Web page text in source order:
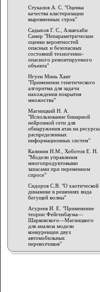
Стукалов А. С. "Оценка
качества кластеризации
выровненных строк"
Садыхов Г. С., Алшехаби
Самер "Непараметрические
оценки вероятностей
опасных и безопасных
состояний техногенно-
опасного ремонтируемого
объекта"
Нгуен Минь Ханг
"Применение генетического
алгоритма для задачи
нахождения покрытия
множества"
Магницкий Н. А.
"Использование бинарной
нейронной сети для
обнаружения атак на ресурсы
распределенных
информационных систем"
Калинин Н.М., Хоботов Е. Н.
"Модели управления
многопродуктовыми
запасами при переменном
спросе"
Сидоров С.В. "О хаотической
динамике в решениях вида
бегущей волны"
Агуреев И. Е. "Применение
теории Фейгенбаума—
Шарковского—Магницкого
для анализа модели
конкуренции двух
автомобильных
перевозчиков"